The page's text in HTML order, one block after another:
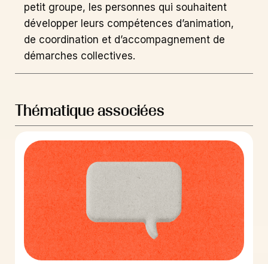
petit groupe, les personnes qui souhaitent
développer leurs compétences d’animation,
de coordination et d’accompagnement de
démarches collectives.
Thématique associées